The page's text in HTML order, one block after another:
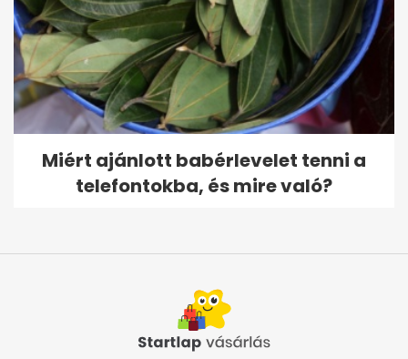
Miért ajánlott babérlevelet tenni a
telefontokba, és mire való?